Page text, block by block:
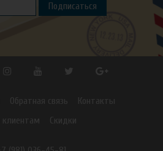
Подписаться
Обратная связь
Контакты
Скидки